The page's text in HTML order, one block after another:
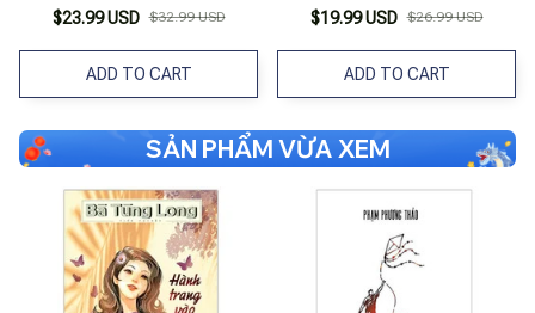
Năng Cho Cuộc Sống Trưởng
$23.99 USD $32.99 USD
ADD TO CART
Vietnamese - English Fairy
Nam Song Ngữ Việt - Anh
$19.99 USD $26.99 USD
ADD TO CART
SẢN PHẨM VỪA XEM